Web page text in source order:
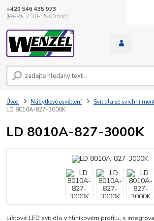
+420 546 435 973
(Po-Pá, 7:30-15:00 hod.)
Úvod Nábytkové osvětlení Svítidla se svrchní
LD 8010A-827-3000K
LD 8010A-827-3000K
Lištové LED svítidlo v hliníkovém profilu, s